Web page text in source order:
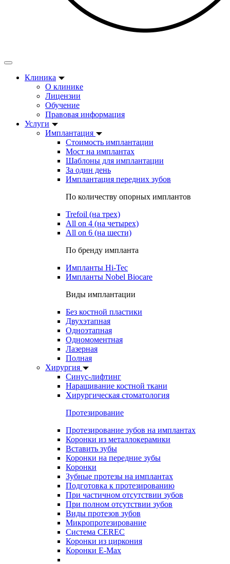
Клиника
О клинике
Лицензии
Обучение
Правовая информация
Услуги
Имплантация
Стоимость имплантации
Мост на имплантах
Шаблоны для имплантации
За один день
Имплантация передних зубов
По количеству опорных имплантов
Trefoil (на трех)
All on 4 (на четырех)
All on 6 (на шести)
По бренду импланта
Импланты Hi-Tec
Импланты Nobel Biocare
Виды имплантации
Без костной пластики
Двухэтапная
Одноэтапная
Одномоментная
Лазерная
Полная
Хирургия
Синус-лифтинг
Наращивание костной ткани
Хирургическая стоматология
Протезирование
Протезирование зубов на имплантах
Коронки из металлокерамики
Вставить зубы
Коронки на передние зубы
Коронки
Зубные протезы на имплантах
Подготовка к протезированию
При частичном отсутствии зубов
При полном отсутствии зубов
Виды протезов зубов
Микропротезирование
Система CEREC
Коронки из циркония
Коронки E-Max